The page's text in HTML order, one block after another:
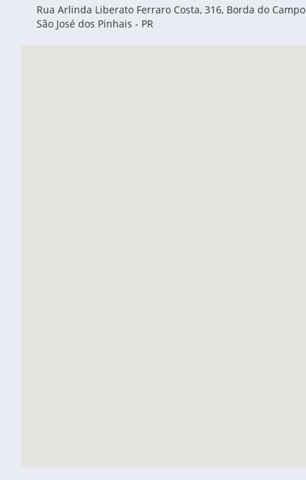
Rua Arlinda Liberato Ferraro Costa, 316, Borda do Campo
São José dos Pinhais - PR